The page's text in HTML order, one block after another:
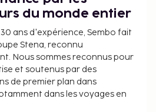
fait part.
réglementations
en espèces
hébergement ne peuvent
EUR. Pour plus
contacter
coordonnées figurant dans
du monde entier
30 ans d'expérience, Sembo fait
Stena, reconnu
Nous sommes reconnus pour
et soutenus par des
de premier plan dans
dans les voyages en